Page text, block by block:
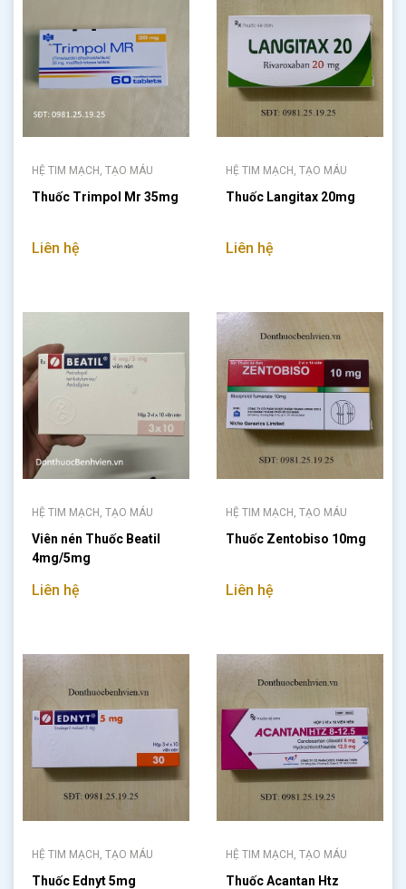
HỆ TIM MẠCH, TẠO MÁU
Thuốc Trimpol Mr 35mg
Liên hệ
HỆ TIM MẠCH, TẠO MÁU
Thuốc Langitax 20mg
Liên hệ
HỆ TIM MẠCH, TẠO MÁU
Viên nén Thuốc Beatil
4mg/5mg
Liên hệ
HỆ TIM MẠCH, TẠO MÁU
Thuốc Zentobiso 10mg
Liên hệ
HỆ TIM MẠCH, TẠO MÁU
Thuốc Ednyt 5mg
HỆ TIM MẠCH, TẠO MÁU
Thuốc Acantan Htz